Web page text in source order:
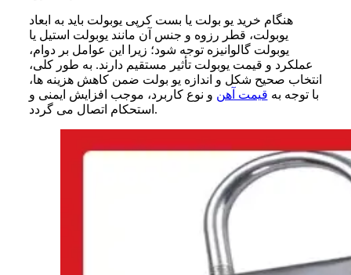
هنگام خرید یو بولت یا بست کرپی یوبولت باید به ابعاد
یوبولت، قطر رزوه و جنس آن مانند یوبولت استیل یا
یوبولت گالوانیزه توجه شود؛ زیرا این عوامل بر دوام،
عملکرد و قیمت یوبولت تأثیر مستقیم دارند. به‌ طور کلی،
انتخاب صحیح شکل و اندازه یو بولت ضمن کاهش هزینه‌ ها،
با توجه به قیمت آهن و نوع کاربرد، موجب افزایش ایمنی و
استحکام اتصال می‌ گردد.